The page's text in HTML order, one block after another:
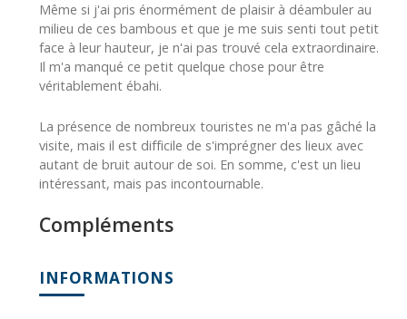
Même si j'ai pris énormément de plaisir à déambuler au
milieu de ces bambous et que je me suis senti tout petit
face à leur hauteur, je n'ai pas trouvé cela extraordinaire.
Il m'a manqué ce petit quelque chose pour être
véritablement ébahi.
La présence de nombreux touristes ne m'a pas gâché la
visite, mais il est difficile de s'imprégner des lieux avec
autant de bruit autour de soi. En somme, c'est un lieu
intéressant, mais pas incontournable.
Compléments
INFORMATIONS